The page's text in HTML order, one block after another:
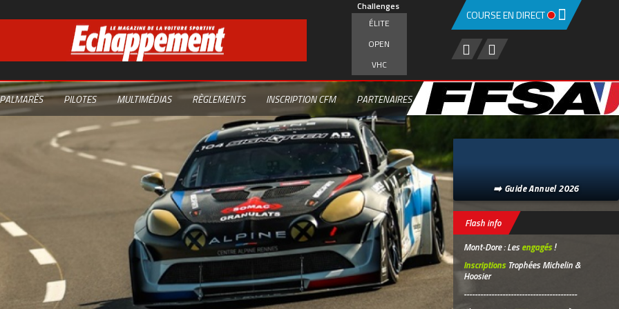
Challenges
ÉLITE
OPEN
VHC
PILOTES MULTIMÉDIAS RÈGLEMENTS INSCRIPTION CFM PARTENAIRES
COURSE EN DIRECT
➡️ Guide Annuel 2026
Flash info
Mont-Dore : Lesengagés!
InscriptionsTrophées Michelin &
Hoosier
-----------------------------------------